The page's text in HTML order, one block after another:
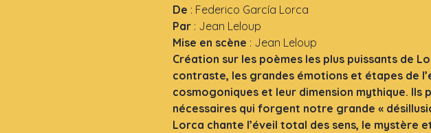
De : Federico García Lorca
Par : Jean Leloup
Mise en scène : Jean Leloup
Création sur les poèmes les plus puissants de
contraste, les grandes émotions et étapes de
cosmogoniques et leur dimension mythique.
nécessaires qui forgent notre grande «
Lorca chante l’éveil total des sens, le mystère